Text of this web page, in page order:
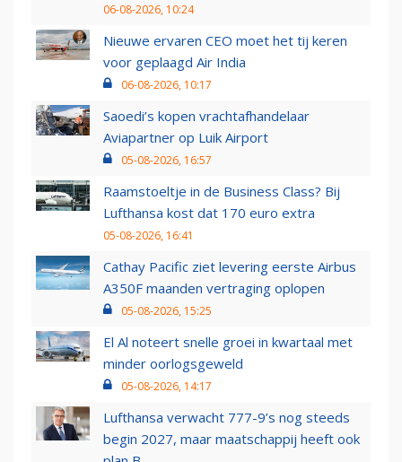
06-08-2026, 10:24
Nieuwe ervaren CEO moet het tij keren
voor geplaagd Air India
06-08-2026, 10:17
Saoedi’s kopen vrachtafhandelaar
Aviapartner op Luik Airport
05-08-2026, 16:57
Raamstoeltje in de Business Class? Bij
Lufthansa kost dat 170 euro extra
05-08-2026, 16:41
Cathay Pacific ziet levering eerste Airbus
A350F maanden vertraging oplopen
05-08-2026, 15:25
El Al noteert snelle groei in kwartaal met
minder oorlogsgeweld
05-08-2026, 14:17
Lufthansa verwacht 777-9’s nog steeds
begin 2027, maar maatschappij heeft ook